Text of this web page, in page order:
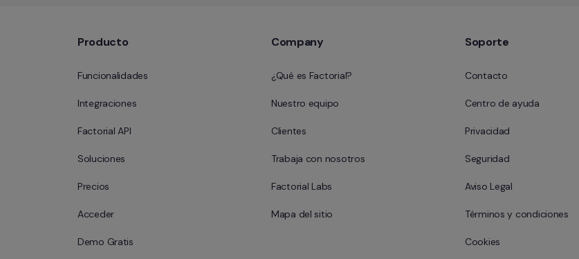
Producto
Funcionalidades
Integraciones
Factorial API
Soluciones
Precios
Acceder
Demo Gratis
Company
¿Qué es Factorial?
Nuestro equipo
Clientes
Trabaja con nosotros
Factorial Labs
Mapa del sitio
Soporte
Contacto
Centro de ayuda
Privacidad
Seguridad
Aviso Legal
Términos y condiciones
Cookies